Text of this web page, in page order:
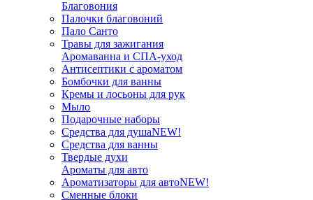
Благовония
Палочки благовоний
Пало Санто
Травы для зажигания
Аромаванна и СПА-уход
Антисептики с ароматом
Бомбочки для ванны
Кремы и лосьоны для рук
Мыло
Подарочные наборы
Средства для душаNEW!
Средства для ванны
Твердые духи
Ароматы для авто
Ароматизаторы для автоNEW!
Сменные блоки